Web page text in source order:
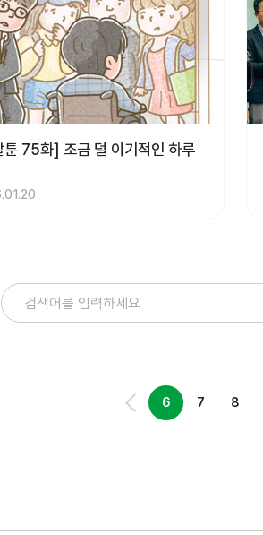
툰 75화] 조금 덜 이기적인 하루
6 7 8